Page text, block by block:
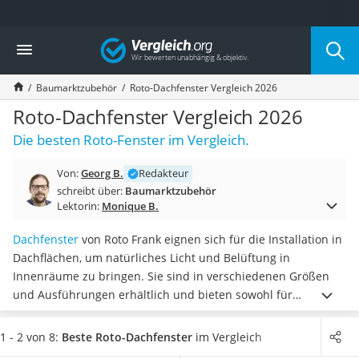
Die beliebtesten Vergleiche nach Kategorie
Baumarkt
Tresor feuerfest
Makita-Akku-Rasenmäher
Kappsäge
Smartes Türschloss
Akku-Rasentrimmer
Feuchtigkeitsmessgerät
Split-Klimaanlage 2 Innengeräte
Pelletofen
Tiefbrunnenpumpe
Fliesenschneider
Hochdruckreiniger
Doppelschleifer
Überwachungskamera
Benzinrasenmäher mit Elektrostart
Vergleich
Baumarktzubehör Roto-Dachfenster Vergleich 2026
Roto-Dachfenster Vergleich 2026
Die besten Roto-Fenster im Vergleich.
Von:Georg B.
Redakteur
schreibt über: Baumarktzubehör
Lektorin: Monique B.
Dachfenster von Roto Frank eignen sich für die Installation in
Dachflächen, um natürliches Licht und Belüftung in
Innenräume zu bringen. Sie sind in verschiedenen Größen
und Ausführungen erhältlich und bieten sowohl für
Neubauten als auch für bestehende Gebäude eine passende
Lösung. Die Dachfenster unterscheiden sich laut diversen
1 - 2 von 8: Beste Roto-Dachfenster im Vergleich